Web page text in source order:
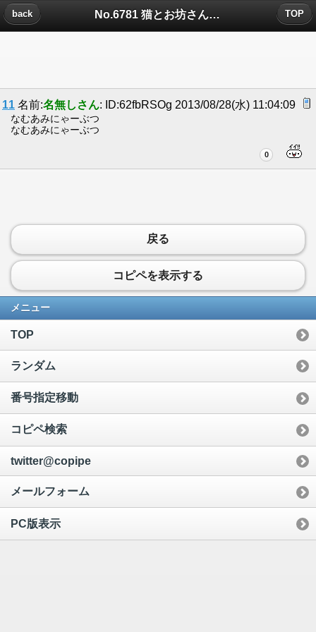
No.6781 猫とお坊さんについたコメント
back TOP
11 名前:名無しさん: ID:62fbRSOg 2013/08/28(水) 11:04:09
なむあみにゃーぶつ
なむあみにゃーぶつ
0
戻る
コピペを表示する
メニュー
TOP
ランダム
番号指定移動
コピペ検索
twitter@copipe
メールフォーム
PC版表示